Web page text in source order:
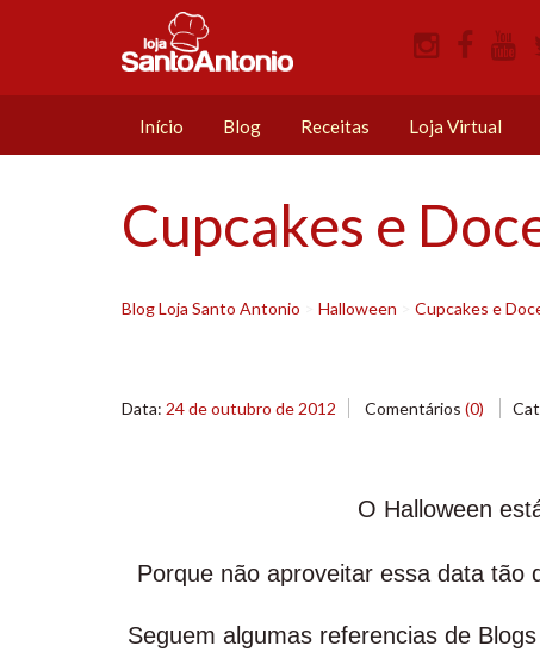
Início Blog Receitas Loja Virtual
Cupcakes e
Blog Loja Santo Antonio Halloween Cupcakes e
Data: 24 de outubro de 2012 Comentários (0)
O Halloween
Porque não aproveitar essa data tão
Seguem algumas referencias de